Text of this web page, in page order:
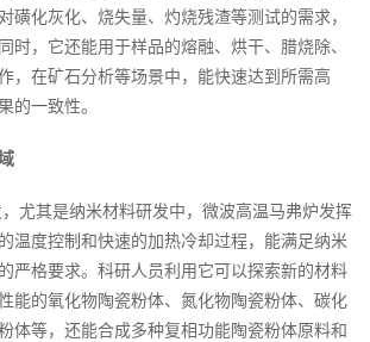
磺化灰化、烧失量、灼烧残渣等测试的需求，
时，它还能用于样品的熔融、烘干、腊烧除、
，在矿石分析等场景中，能快速达到所需高
的一致性。
尤其是纳米材料研发中，微波高温马弗炉发挥
温度控制和快速的加热冷却过程，能满足纳米
严格要求。科研人员利用它可以探索新的材料
能的氧化物陶瓷粉体、氮化物陶瓷粉体、碳化
体等，还能合成多种复相功能陶瓷粉体原料和